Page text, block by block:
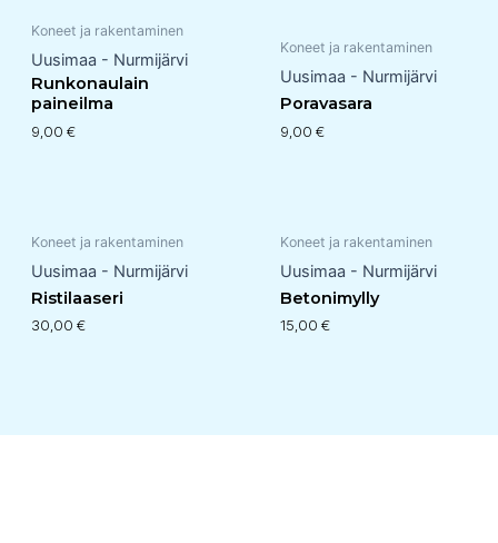
Koneet ja rakentaminen
Uusimaa - Nurmijärvi
Runkonaulain
paineilma
9,00 €
Koneet ja rakentaminen
Uusimaa - Nurmijärvi
Poravasara
9,00 €
Koneet ja rakentaminen
Uusimaa - Nurmijärvi
Ristilaaseri
30,00 €
Koneet ja rakentaminen
Uusimaa - Nurmijärvi
Betonimylly
15,00 €